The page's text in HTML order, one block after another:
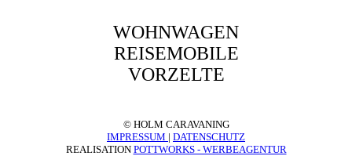
WOHNWAGEN
REISEMOBILE
VORZELTE
© HOLM CARAVANING
IMPRESSUM | DATENSCHUTZ
REALISATION POTTWORKS - WERBEAGENTUR